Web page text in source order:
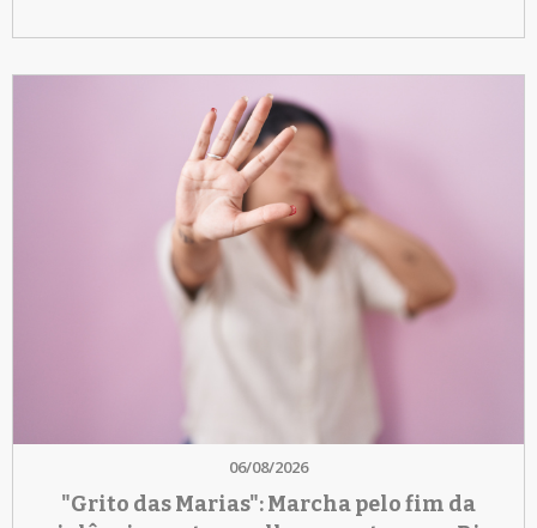
06/08/2026
"Grito das Marias": Marcha pelo fim da